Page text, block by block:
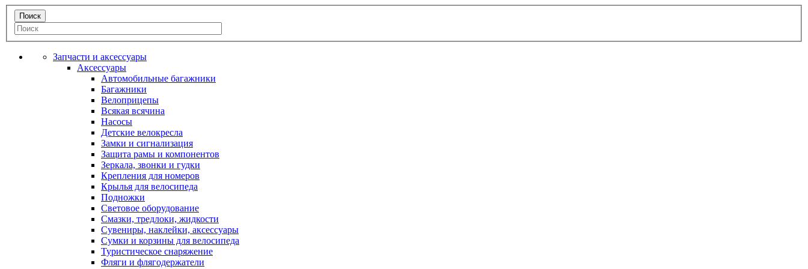
Запчасти и аксессуары
Аксессуары
Автомобильные багажники
Багажники
Велоприцепы
Всякая всячина
Насосы
Детские велокресла
Замки и сигнализация
Защита рамы и компонентов
Зеркала, звонки и гудки
Крепления для номеров
Крылья для велосипеда
Подножки
Световое оборудование
Смазки, тредлоки, жидкости
Сувениры, наклейки, аксессуары
Сумки и корзины для велосипеда
Туристическое снаряжение
Фляги и флягодержатели